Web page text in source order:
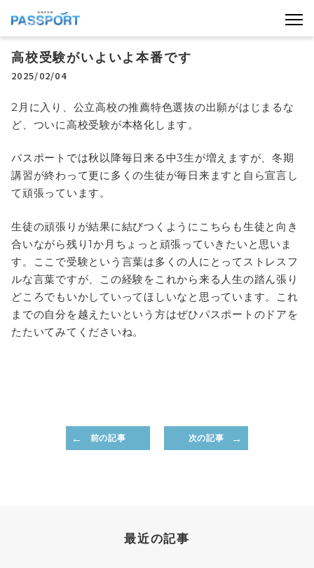
高校受験がいよいよ本番です
2025/02/04
2月に入り、公立高校の推薦特色選抜の出願がはじまるな
ど、ついに高校受験が本格化します。
パスポートでは秋以降毎日来る中3生が増えますが、冬期
講習が終わって更に多くの生徒が毎日来ますと自ら宣言し
て頑張っています。
生徒の頑張りが結果に結びつくようにこちらも生徒と向き
合いながら残り1か月ちょっと頑張っていきたいと思いま
す。ここで受験という言葉は多くの人にとってストレスフ
ルな言葉ですが、この経験をこれから来る人生の踏ん張り
どころでもいかしていってほしいなと思っています。これ
までの自分を越えたいという方はぜひパスポートのドアを
たたいてみてくださいね。
前の記事 次の記事
最近の記事